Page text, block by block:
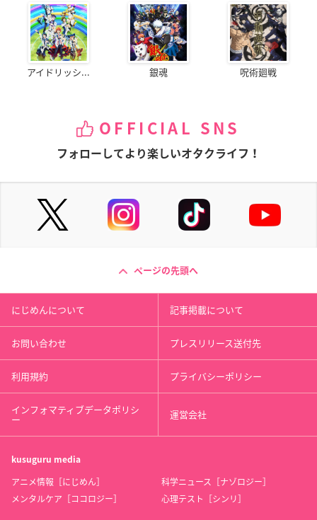
アイドリッシ... 銀魂 呪術廻戦
OFFICIAL SNS
フォローしてより楽しいオタクライフ！
ページの先頭へ
にじめんについて 記事掲載について
お問い合わせ プレスリリース送付先
利用規約 プライバシーポリシー
インフォマティブデータポリシ
ー 運営会社
kusuguru media
アニメ情報［にじめん］
科学ニュース［ナゾロジー］
メンタルケア［ココロジー］
心理テスト［シンリ］